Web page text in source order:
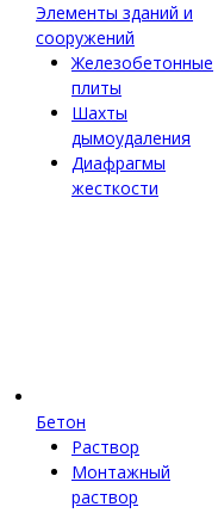
Элементы зданий и
сооружений
Железобетонные
плиты
Шахты
дымоудаления
Диафрагмы
жесткости
Бетон
Раствор
Монтажный
раствор